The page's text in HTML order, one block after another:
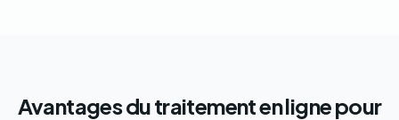
Avantages du traitement en ligne pour